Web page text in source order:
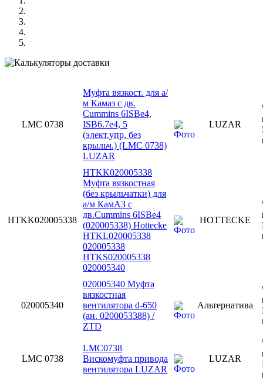
LMC 0738
Муфта вязкост. для а/
м Камаз c дв.
Cummins 6ISBe4,
ISB6.7e4, 5
(элект.упр, без
крыльч.) (LMC 0738)
LUZAR
LUZAR
HTKK020005338
HTKK020005338
Муфта вязкостная
(без крыльчатки) для
а/м КамАЗ с
дв.Cummins 6ISBe4
(020005338) Hottecke
HTKL020005338
020005338
HTKS020005338
020005340
HOTTECKE
020005340
020005340 Муфта
вязкостная
вентилятора d-650
(ан. 0200053388) /
ZTD
Альтернатива
LMC 0738
LMC0738
Вискомуфта привода
вентилятора LUZAR
LUZAR